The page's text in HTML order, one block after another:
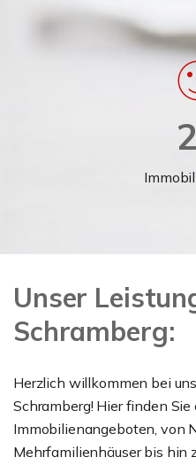
Unser
Schramberg:
Herzlich willkommen bei
Schramberg! Hier finden
Immobilienangeboten, von
Mehrfamilienhäuser bis hin